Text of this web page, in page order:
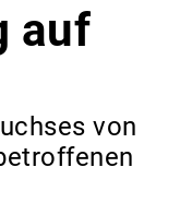
auf
von